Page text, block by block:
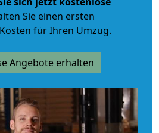
Sie einen ersten
für Ihren Umzug.
Angebote erhalten